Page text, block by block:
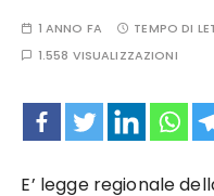
1 ANNO FA TEMPO DI
1.558 VISUALIZZAZIONI
E’ legge regionale